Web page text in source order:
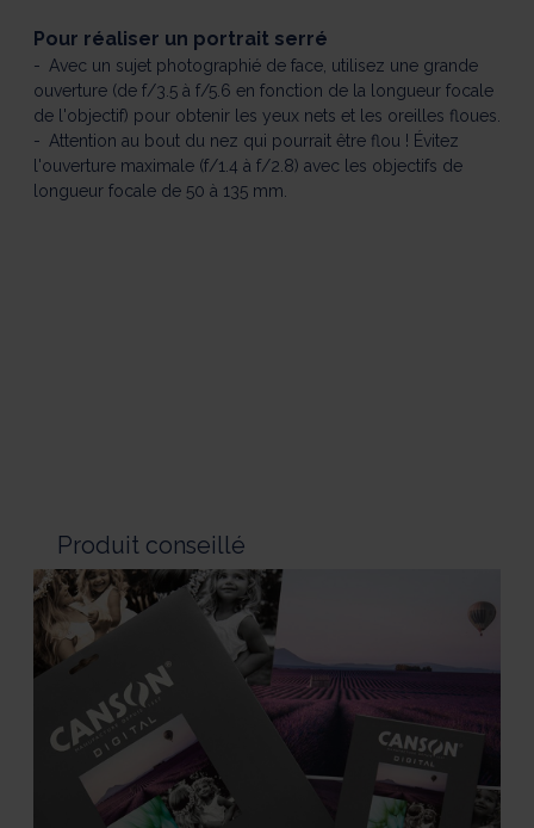
Pour réaliser un portrait serré
Avec un sujet photographié de face, utilisez une grande
ouverture (de f/3.5 à f/5.6 en fonction de la longueur focale
de l'objectif) pour obtenir les yeux nets et les oreilles floues.
Attention au bout du nez qui pourrait être flou ! Évitez
l'ouverture maximale (f/1.4 à f/2.8) avec les objectifs de
longueur focale de 50 à 135 mm.
Produit conseillé